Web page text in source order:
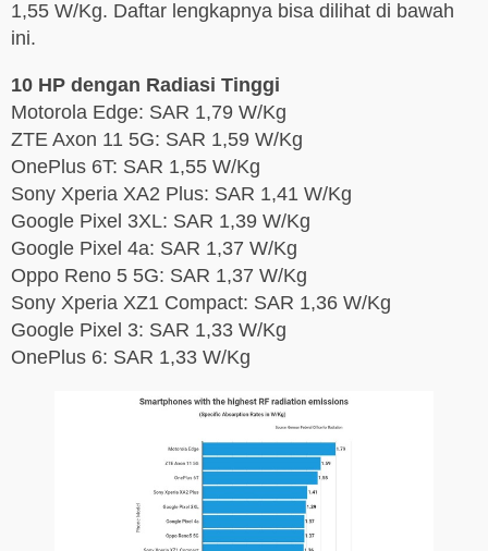
1,55 W/Kg. Daftar lengkapnya bisa dilihat di bawah
ini.
10 HP dengan Radiasi Tinggi
Motorola Edge: SAR 1,79 W/Kg
ZTE Axon 11 5G: SAR 1,59 W/Kg
OnePlus 6T: SAR 1,55 W/Kg
Sony Xperia XA2 Plus: SAR 1,41 W/Kg
Google Pixel 3XL: SAR 1,39 W/Kg
Google Pixel 4a: SAR 1,37 W/Kg
Oppo Reno 5 5G: SAR 1,37 W/Kg
Sony Xperia XZ1 Compact: SAR 1,36 W/Kg
Google Pixel 3: SAR 1,33 W/Kg
OnePlus 6: SAR 1,33 W/Kg